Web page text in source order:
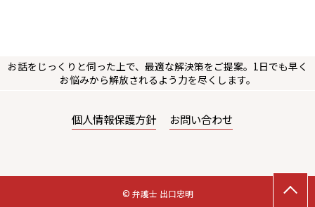
お話をじっくりと伺った上で、最適な解決策をご提案。1日でも早く
お悩みから解放されるよう力を尽くします。
個人情報保護方針 お問い合わせ
© 弁護士 出口忠明